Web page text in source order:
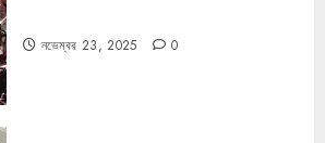
নভেম্বর 23, 2025 0